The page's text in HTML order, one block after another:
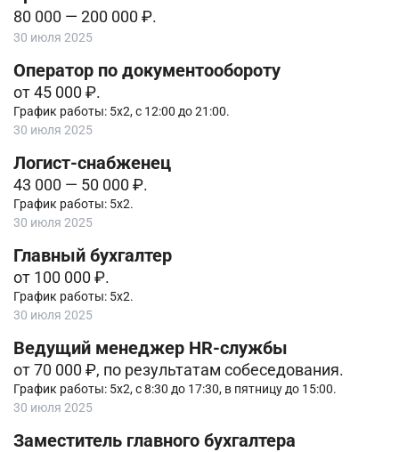
80 000 — 200 000 ₽.
30 июля 2025
Оператор по документообороту
от 45 000 ₽.
График работы: 5х2, с 12:00 до 21:00.
30 июля 2025
Логист-снабженец
43 000 — 50 000 ₽.
График работы: 5х2.
30 июля 2025
Главный бухгалтер
от 100 000 ₽.
График работы: 5х2.
30 июля 2025
Ведущий менеджер HR-службы
от 70 000 ₽, по результатам собеседования.
График работы: 5х2, с 8:30 до 17:30, в пятницу до 15:00.
30 июля 2025
Заместитель главного бухгалтера